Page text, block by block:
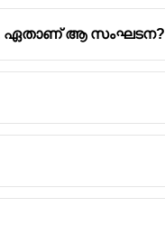
ഏതാണ് ആ സംഘടന?